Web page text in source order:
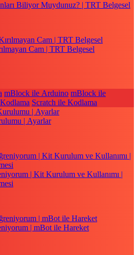
Biliyor Muydunuz? | TRT Belgesel
Cam | TRT Belgesel
mBlock ile Arduino mBlock ile
Scratch ile Kodlama
| Ayarlar
| Kit Kurulum ve Kullanımı |
| mBot ile Hareket